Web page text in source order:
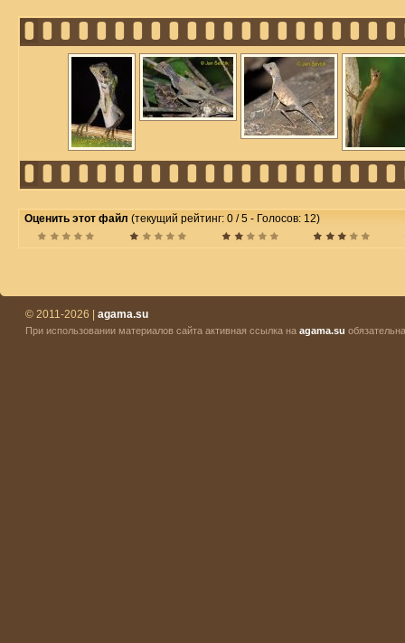
Оценить этот файл (текущий рейтинг: 0 / 5 - Голосов: 12)
© 2011-2026 | agama.su
При использовании материалов сайта активная ссылка на agama.su